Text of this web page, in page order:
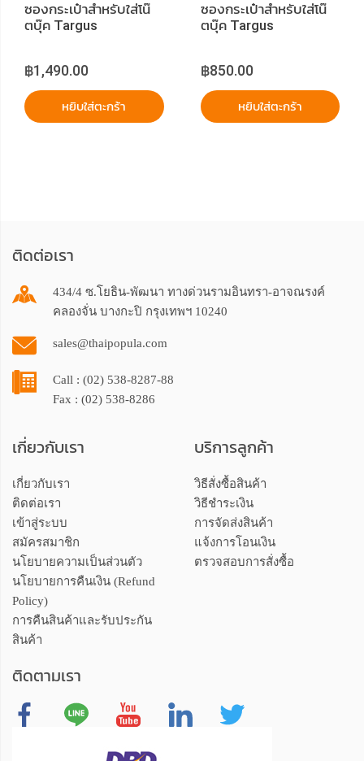
ซองกระเป๋าสำหรับใส่โน๊
ตบุ๊ค Targus
Black
฿1,490.00
หยิบใส่ตะกร้า
ซองกระเป๋าสำหรับใส่โน๊
ตบุ๊ค Targus
฿850.00
หยิบใส่ตะกร้า
ติดต่อเรา
434/4 ซ.โยธิน-พัฒนา ทางด่วนรามอินทรา-อาจณรงค์
คลองจั่น บางกะปิ กรุงเทพฯ 10240
sales@thaipopula.com
Call : (02) 538-8287-88
Fax : (02) 538-8286
เกี่ยวกับเรา
เกี่ยวกับเรา
ติดต่อเรา
เข้าสู่ระบบ
สมัครสมาชิก
นโยบายความเป็นส่วนตัว
นโยบายการคืนเงิน (Refund
Policy)
การคืนสินค้าและรับประกัน
สินค้า
บริการลูกค้า
วิธีสั่งซื้อสินค้า
วิธีชำระเงิน
การจัดส่งสินค้า
แจ้งการโอนเงิน
ตรวจสอบการสั่งซื้อ
ติดตามเรา